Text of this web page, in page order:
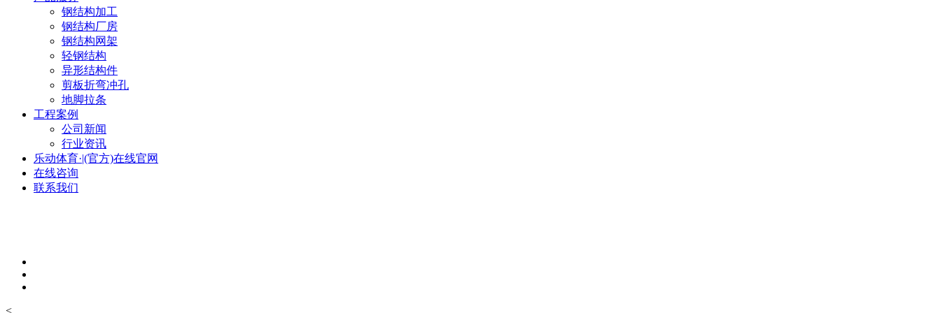
钢结构加工
钢结构厂房
钢结构网架
轻钢结构
异形结构件
剪板折弯冲孔
地脚拉条
工程案例
公司新闻
行业资讯
乐动体育·|(官方)在线官网
在线咨询
联系我们